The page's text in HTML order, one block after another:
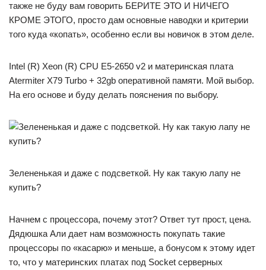
также не буду вам говорить БЕРИТЕ ЭТО И НИЧЕГО
КРОМЕ ЭТОГО, просто дам основные наводки и критерии
того куда «копать», особенно если вы новичок в этом деле.
Intel (R) Xeon (R) CPU E5-2650 v2 и материнская плата
Atermiter X79 Turbo + 32gb оперативной памяти. Мой выбор.
На его основе и буду делать пояснения по выбору.
Зелененькая и даже с подсветкой. Ну как такую лапу не
купить?
Начнем с процессора, почему этот? Ответ тут прост, цена.
Дядюшка Али дает нам возможность покупать такие
процессоры по «касарю» и меньше, а бонусом к этому идет
то, что у материнских платах под Socket серверных